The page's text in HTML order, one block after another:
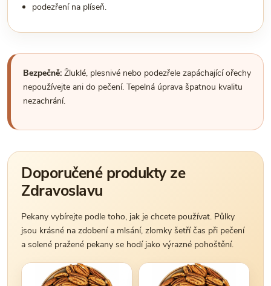
podezření na plíseň.
Bezpečně: Žluklé, plesnivé nebo podezřele zapáchající ořechy
nepoužívejte ani do pečení. Tepelná úprava špatnou kvalitu
nezachrání.
Doporučené produkty ze
Zdravoslavu
Pekany vybírejte podle toho, jak je chcete používat. Půlky
jsou krásné na zdobení a mlsání, zlomky šetří čas při pečení
a solené pražené pekany se hodí jako výrazné pohoštění.